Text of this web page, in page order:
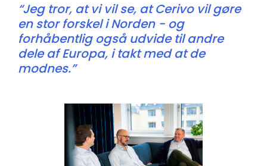
“Jeg tror, at vi vil se, at Cerivo vil gøre
en stor forskel i Norden - og
forhåbentlig også udvide til andre
dele af Europa, i takt med at de
modnes.”